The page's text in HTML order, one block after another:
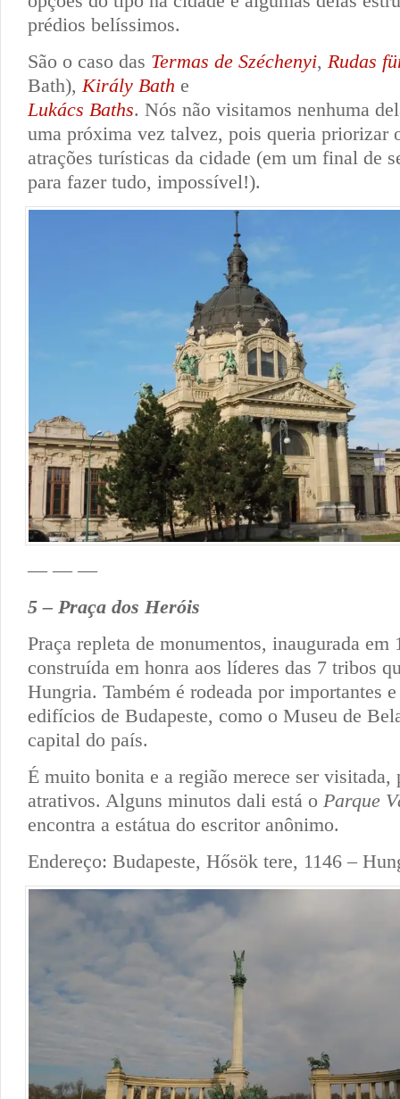
prédios belíssimos.
São o caso das Termas de Széchenyi, Rudas
Bath),Király Bath e
Lukács Baths. Nós não visitamos nenhuma
uma próxima vez talvez, pois queria priorizar
atrações turísticas da cidade (em um final de
para fazer tudo, impossível!).
— — —
5 – Praça dos Heróis
Praça repleta de monumentos, inaugurada em
construída em honra aos líderes das 7 tribos
Hungria. Também é rodeada por importantes
edifícios de Budapeste, como o Museu de
capital do país.
É muito bonita e a região merece ser visitada,
atrativos. Alguns minutos dali está o Parque
encontra a estátua do escritor anônimo.
Endereço: Budapeste, Hősök tere, 1146 –